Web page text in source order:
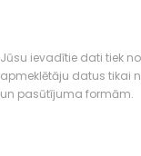
Jūsu ievadītie dati tiek
apmeklētāju datus tikai
un pasūtījuma formām.